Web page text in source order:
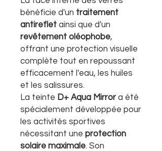
bénéficie d'un traitement
antireflet ainsi que d'un
revêtement oléophobe,
offrant une protection visuelle
complète tout en repoussant
efficacement l'eau, les huiles
et les salissures.
La teinte D+ Aqua Mirror a été
spécialement développée pour
les activités sportives
nécessitant une protection
solaire maximale. Son